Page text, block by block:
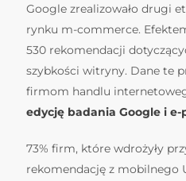
Google zrealizowało drugi
rynku m-commerce.
530 rekomendacji
szybkości witryny. Dane te
firmom handlu
edycję badania Google i
73% firm, które wdrożyły
rekomendację z mobilnego